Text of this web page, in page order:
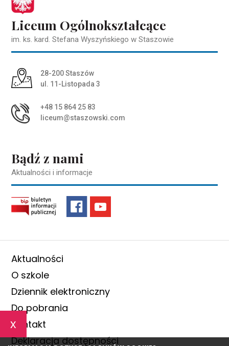
x
Liceum Ogólnokształcące
im. ks. kard. Stefana Wyszyńskiego w Staszowie
Adres pocztowy:
28-200 Staszów
ul. 11-Listopada 3
+48 15 864 25 83
liceum@staszowski.com
Bądź z nami
Aktualności i informacje
Aktualności
O szkole
Dziennik elektroniczny
Do pobrania
Kontakt
Deklaracja dostępności